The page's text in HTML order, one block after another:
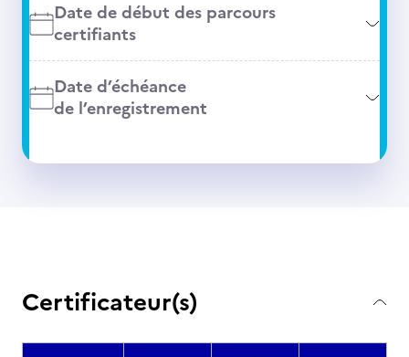
Date de début des parcours
certifiants
Date d’échéance
de l’enregistrement
Certificateur(s)